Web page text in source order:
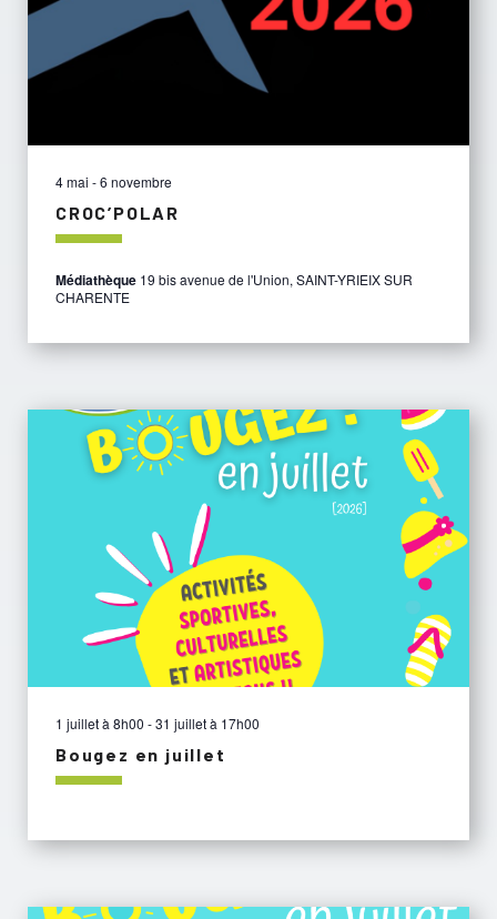
4 mai -6 novembre
CROC’POLAR
Médiathèque 19 bis avenue de l'Union, SAINT-YRIEIX SUR
CHARENTE
1 juillet à 8h00 -31 juillet à 17h00
Bougez en juillet